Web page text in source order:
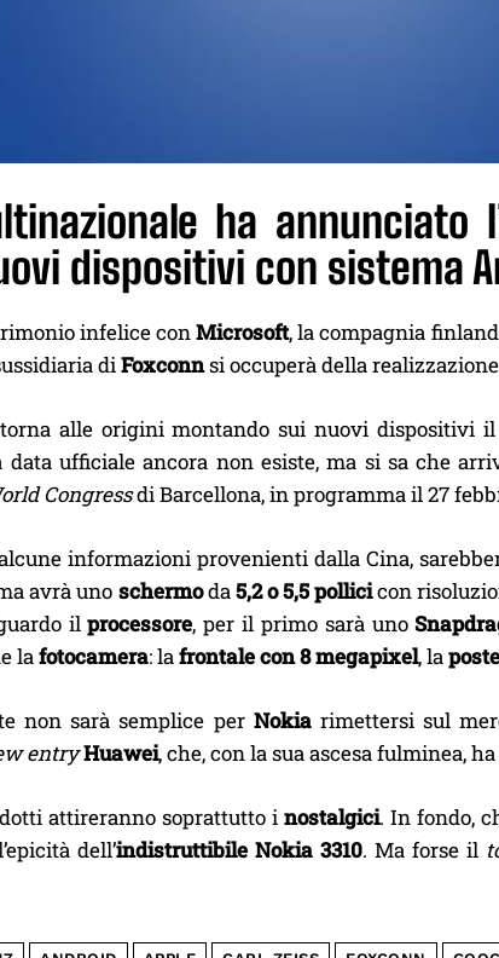
ha
dispositivi con sistema
infelice conMicrosoft, la compagnia
diFoxconnsi occuperà della
alle origini montando sui nuovi dispositivi il
data ufficiale ancora non esiste, ma si sa che
Congressdi Barcellona, in programma il 27
informazioni provenienti dalla Cina,
avrà uno schermoda5,2 o 5,5 pollicicon
ilprocessore, per il primo sarà uno
lafotocamera: lafrontale con 8 megapixel, la
non sarà semplice per Nokiarimettersi sul
entryHuawei, che, con la sua ascesa fulminea,
attireranno soprattutto i nostalgici. In fondo,
dell’indistruttibile Nokia 3310. Ma forse il